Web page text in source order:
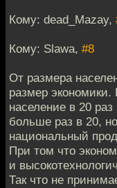
Кому: dead_Mazay,
Кому: Slawa, #8
От размера
размер
население в 20
больше раз в 20,
национальный
При том что
и
Так что не